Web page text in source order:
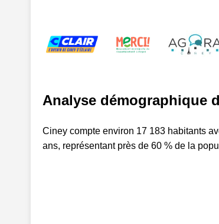
Analyse démographique
Ciney compte environ 17 183 habitants
ans, représentant près de 60 % de la